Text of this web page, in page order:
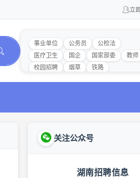
立
事业单位 公务员
公检法
医疗卫生
国企 国家部委
教师
校园招聘
烟草 铁路
关注公众号
湖南招聘信息